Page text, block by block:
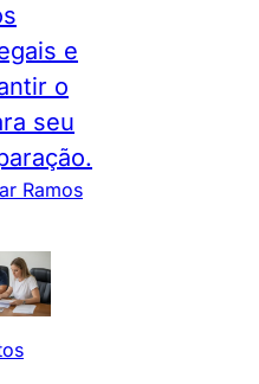
e
o
seu
Ramos